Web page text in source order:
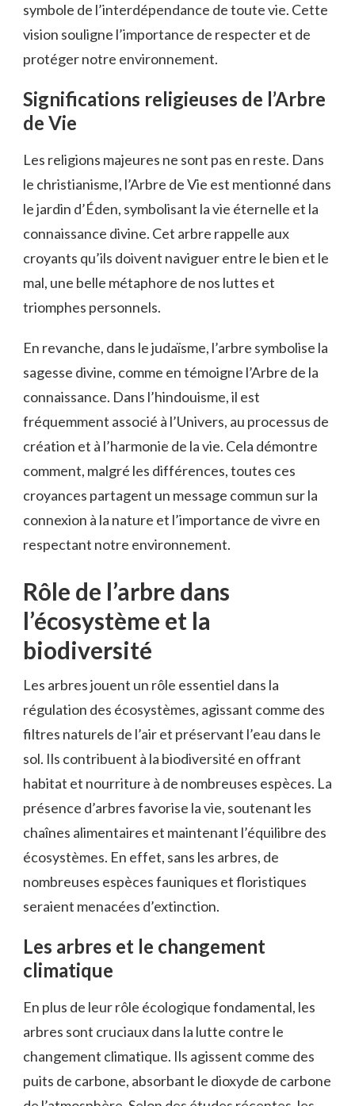
symbole de l’interdépendance de toute vie. Cette
vision souligne l’importance de respecter et de
protéger notre environnement.
Significations religieuses de l’Arbre
de Vie
Les religions majeures ne sont pas en reste. Dans
le christianisme, l’Arbre de Vie est mentionné dans
le jardin d’Éden, symbolisant la vie éternelle et la
connaissance divine. Cet arbre rappelle aux
croyants qu’ils doivent naviguer entre le bien et le
mal, une belle métaphore de nos luttes et
triomphes personnels.
En revanche, dans le judaïsme, l’arbre symbolise la
sagesse divine, comme en témoigne l’Arbre de la
connaissance. Dans l’hindouisme, il est
fréquemment associé à l’Univers, au processus de
création et à l’harmonie de la vie. Cela démontre
comment, malgré les différences, toutes ces
croyances partagent un message commun sur la
connexion à la nature et l’importance de vivre en
respectant notre environnement.
Rôle de l’arbre dans
l’écosystème et la
biodiversité
Les arbres jouent un rôle essentiel dans la
régulation des écosystèmes, agissant comme des
filtres naturels de l’air et préservant l’eau dans le
sol. Ils contribuent à la biodiversité en offrant
habitat et nourriture à de nombreuses espèces. La
présence d’arbres favorise la vie, soutenant les
chaînes alimentaires et maintenant l’équilibre des
écosystèmes. En effet, sans les arbres, de
nombreuses espèces fauniques et floristiques
seraient menacées d’extinction.
Les arbres et le changement
climatique
En plus de leur rôle écologique fondamental, les
arbres sont cruciaux dans la lutte contre le
changement climatique. Ils agissent comme des
puits de carbone, absorbant le dioxyde de carbone